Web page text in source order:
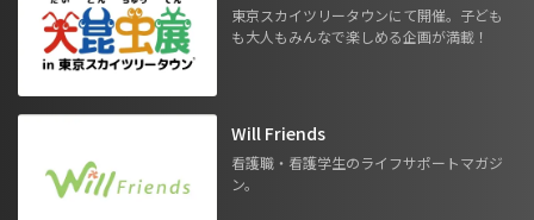
東京スカイツリータウンにて開催。子ども
も大人もみんなで楽しめる企画が満載！
Will Friends
看護職・看護学生のライフサポートマガジ
ン。